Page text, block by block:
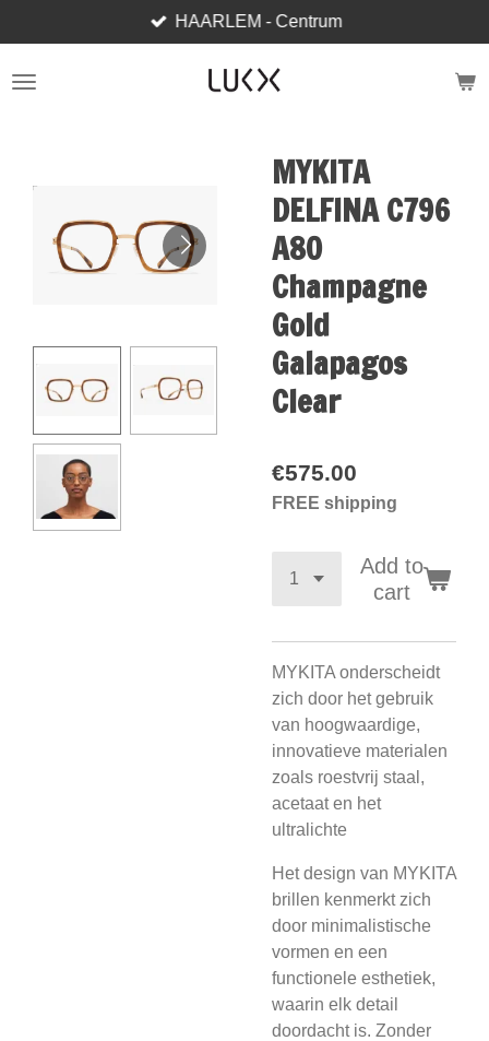
to
main
HAARLEM - Centrum
MYKITA
DELFINA C796
A80
Champagne
Gold
Galapagos
Clear
€575.00
FREE shipping
Add to
cart
MYKITA onderscheidt
zich door het gebruik
van hoogwaardige,
innovatieve materialen
zoals roestvrij staal,
acetaat en het
ultralichte
Het design van MYKITA
brillen kenmerkt zich
door minimalistische
vormen en een
functionele esthetiek,
waarin elk detail
doordacht is. Zonder